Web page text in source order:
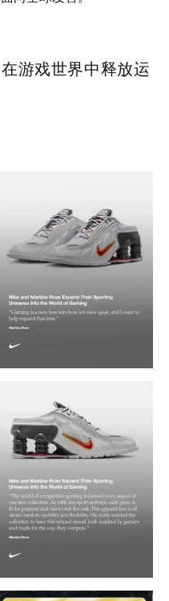
游戏世界中释放运